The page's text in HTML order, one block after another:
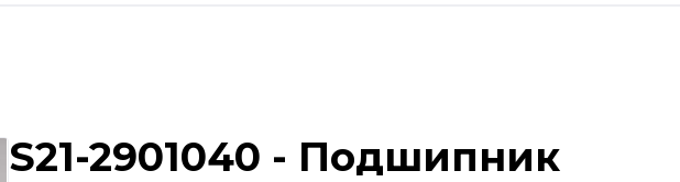
S21-2901040 - Подшипник